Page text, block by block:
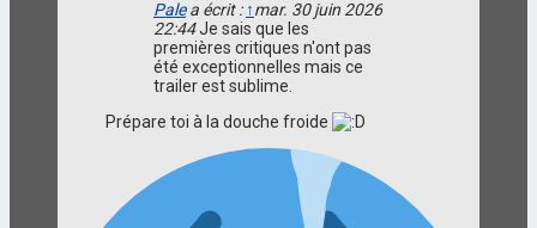
Palea écrit : ↑mar. 30 juin 2026
22:44Je sais que les
premières critiques n'ont pas
été exceptionnelles mais ce
trailer est sublime.
Prépare toi à la douche froide